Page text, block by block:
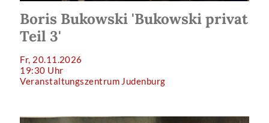
Boris Bukowski 'Bukowski privat
Teil 3'
Fr, 20.11.2026
19:30 Uhr
Veranstaltungszentrum Judenburg